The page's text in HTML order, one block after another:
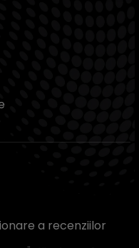
a recenziilor